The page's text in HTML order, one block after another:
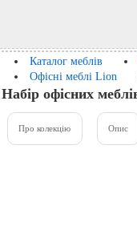
Каталог меблів
Офісні меблі Lion
Набір офісних
Про колекцію Опис